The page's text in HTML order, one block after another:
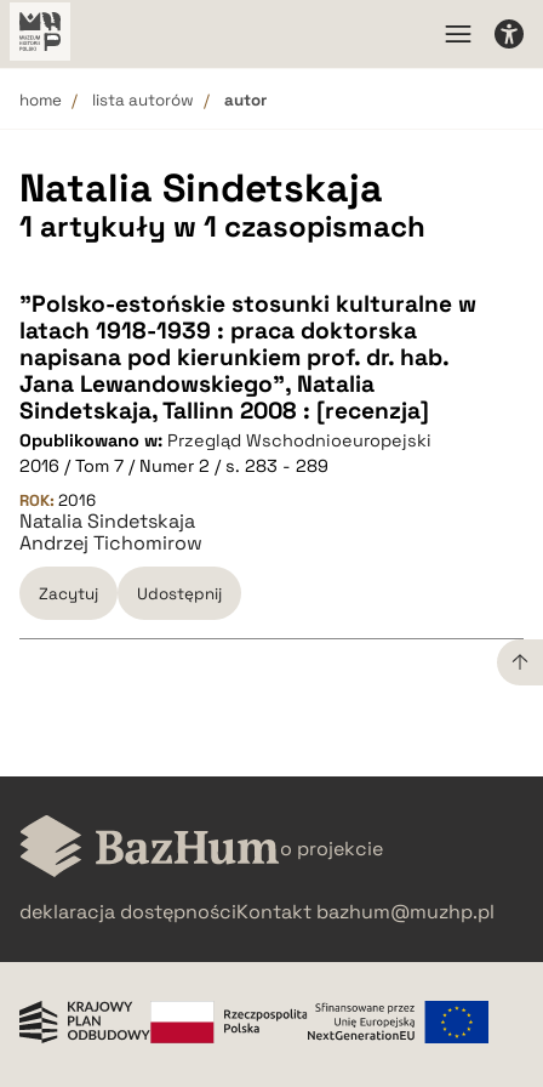
home lista autorów autor
Natalia Sindetskaja
1 artykuły w 1 czasopismach
"Polsko-estońskie stosunki kulturalne w
latach 1918-1939 : praca doktorska
napisana pod kierunkiem prof. dr. hab.
Jana Lewandowskiego", Natalia
Sindetskaja, Tallinn 2008 : [recenzja]
Opublikowano w: Przegląd Wschodnioeuropejski
2016 / Tom 7 / Numer 2 / s. 283 - 289
ROK: 2016
Natalia Sindetskaja
Andrzej Tichomirow
Zacytuj Udostępnij
BIBTEX
pobierz cytat
o projekcie
deklaracja dostępnościKontakt bazhum@muzhp.pl